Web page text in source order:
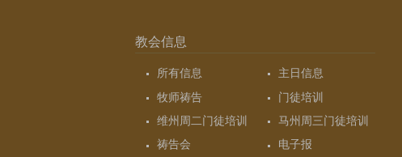
教会信息
所有信息
主日信息
牧师祷告
门徒培训
维州周二门徒培训
马州周三门徒培训
祷告会
电子报